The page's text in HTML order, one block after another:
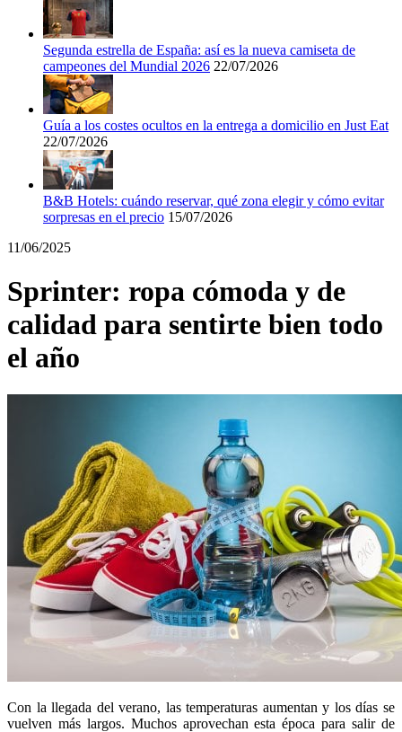
Temu
MediaMarkt
Ikea
adidas
Inglés
Cosméticos y
Perfumes
Tiempo libre
Coches y
Motos
Farmacia
Segunda estrella de España: así es la nueva camiseta de
campeones del Mundial 2026 22/07/2026
Guía a los costes ocultos en la entrega a domicilio en Just Eat
22/07/2026
B&B Hotels: cuándo reservar, qué zona elegir y cómo evitar
sorpresas en el precio 15/07/2026
11/06/2025
Sprinter: ropa cómoda y de
calidad para sentirte bien todo
el año
Con la llegada del verano, las temperaturas aumentan y los días se
vuelven más largos. Muchos aprovechan esta época para salir de